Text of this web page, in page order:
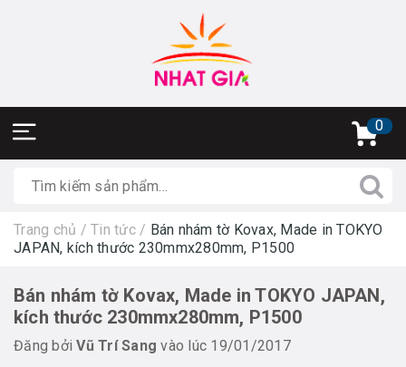
0
Trang chủ / Tin tức / Bán nhám tờ Kovax, Made in TOKYO
JAPAN, kích thước 230mmx280mm, P1500
Bán nhám tờ Kovax, Made in TOKYO JAPAN,
kích thước 230mmx280mm, P1500
Đăng bởiVũ Trí Sang vào lúc 19/01/2017